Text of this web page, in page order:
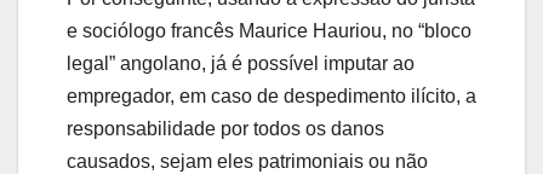
e sociólogo francês Maurice Hauriou, no “bloco
legal” angolano, já é possível imputar ao
empregador, em caso de despedimento ilícito, a
responsabilidade por todos os danos
causados, sejam eles patrimoniais ou não